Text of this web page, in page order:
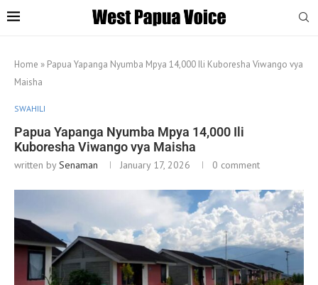
Home » Papua Yapanga Nyumba Mpya 14,000 Ili Kuboresha Viwango vya
Maisha
SWAHILI
Papua Yapanga Nyumba Mpya 14,000 Ili
Kuboresha Viwango vya Maisha
written bySenaman January 17, 2026 0 comment